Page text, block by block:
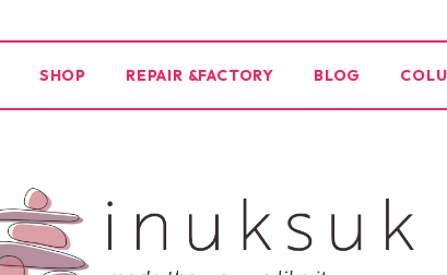
SHOP REPAIR &FACTORY BLOG